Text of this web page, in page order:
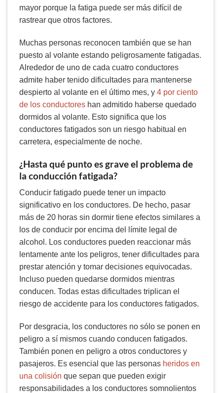
mayor porque la fatiga puede ser más difícil de
rastrear que otros factores.
Muchas personas reconocen también que se han
puesto al volante estando peligrosamente fatigadas.
Alrededor de uno de cada cuatro conductores
admite haber tenido dificultades para mantenerse
despierto al volante en el último mes, y 4 por ciento
de los conductores han admitido haberse quedado
dormidos al volante. Esto significa que los
conductores fatigados son un riesgo habitual en
carretera, especialmente de noche.
¿Hasta qué punto es grave el problema de
la conducción fatigada?
Conducir fatigado puede tener un impacto
significativo en los conductores. De hecho, pasar
más de 20 horas sin dormir tiene efectos similares a
los de conducir por encima del límite legal de
alcohol. Los conductores pueden reaccionar más
lentamente ante los peligros, tener dificultades para
prestar atención y tomar decisiones equivocadas.
Incluso pueden quedarse dormidos mientras
conducen. Todas estas dificultades triplican el
riesgo de accidente para los conductores fatigados.
Por desgracia, los conductores no sólo se ponen en
peligro a sí mismos cuando conducen fatigados.
También ponen en peligro a otros conductores y
pasajeros. Es esencial que las personas heridos en
una colisión que sepan que pueden exigir
responsabilidades a los conductores somnolientos